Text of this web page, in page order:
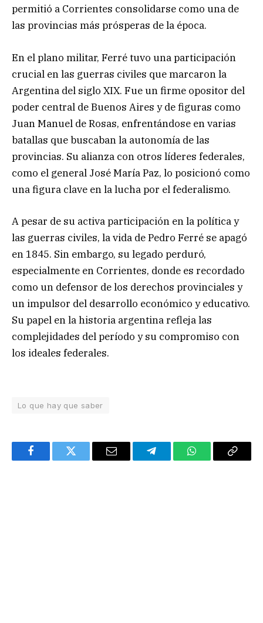
permitió a Corrientes consolidarse como una de
las provincias más prósperas de la época.
En el plano militar, Ferré tuvo una participación
crucial en las guerras civiles que marcaron la
Argentina del siglo XIX. Fue un firme opositor del
poder central de Buenos Aires y de figuras como
Juan Manuel de Rosas, enfrentándose en varias
batallas que buscaban la autonomía de las
provincias. Su alianza con otros líderes federales,
como el general José María Paz, lo posicionó como
una figura clave en la lucha por el federalismo.
A pesar de su activa participación en la política y
las guerras civiles, la vida de Pedro Ferré se apagó
en 1845. Sin embargo, su legado perduró,
especialmente en Corrientes, donde es recordado
como un defensor de los derechos provinciales y
un impulsor del desarrollo económico y educativo.
Su papel en la historia argentina refleja las
complejidades del período y su compromiso con
los ideales federales.
Lo que hay que saber
FacebookTwitter Email TelegramWhatsAppCopy